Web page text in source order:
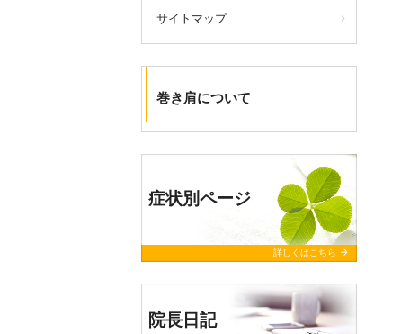
サイトマップ
巻き肩について
症状別ページ
詳しくはこちら arrow_forward
院長日記